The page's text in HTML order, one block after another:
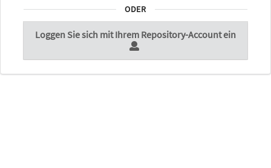
ODER
Loggen Sie sich mit Ihrem Repository-Account ein